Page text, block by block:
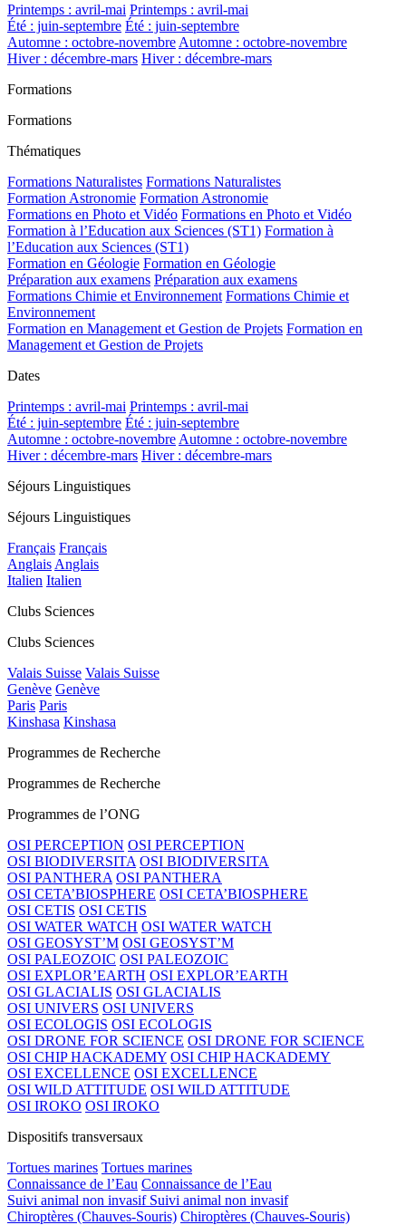
Printemps : avril-mai Printemps : avril-mai
Été : juin-septembre Été : juin-septembre
Automne : octobre-novembre Automne : octobre-novembre
Hiver : décembre-mars Hiver : décembre-mars
Formations
Formations
Thématiques
Formations Naturalistes Formations Naturalistes
Formation Astronomie Formation Astronomie
Formations en Photo et Vidéo Formations en Photo et Vidéo
Formation à l’Education aux Sciences (ST1) Formation à
l’Education aux Sciences (ST1)
Formation en Géologie Formation en Géologie
Préparation aux examens Préparation aux examens
Formations Chimie et Environnement Formations Chimie et
Environnement
Formation en Management et Gestion de Projets Formation en
Management et Gestion de Projets
Dates
Printemps : avril-mai Printemps : avril-mai
Été : juin-septembre Été : juin-septembre
Automne : octobre-novembre Automne : octobre-novembre
Hiver : décembre-mars Hiver : décembre-mars
Séjours Linguistiques
Séjours Linguistiques
Français Français
Anglais Anglais
Italien Italien
Clubs Sciences
Clubs Sciences
Valais Suisse Valais Suisse
Genève Genève
Paris Paris
Kinshasa Kinshasa
Programmes de Recherche
Programmes de Recherche
Programmes de l’ONG
OSI PERCEPTION OSI PERCEPTION
OSI BIODIVERSITA OSI BIODIVERSITA
OSI PANTHERA OSI PANTHERA
OSI CETA’BIOSPHERE OSI CETA’BIOSPHERE
OSI CETIS OSI CETIS
OSI WATER WATCH OSI WATER WATCH
OSI GEOSYST’M OSI GEOSYST’M
OSI PALEOZOIC OSI PALEOZOIC
OSI EXPLOR’EARTH OSI EXPLOR’EARTH
OSI GLACIALIS OSI GLACIALIS
OSI UNIVERS OSI UNIVERS
OSI ECOLOGIS OSI ECOLOGIS
OSI DRONE FOR SCIENCE OSI DRONE FOR SCIENCE
OSI CHIP HACKADEMY OSI CHIP HACKADEMY
OSI EXCELLENCE OSI EXCELLENCE
OSI WILD ATTITUDE OSI WILD ATTITUDE
OSI IROKO OSI IROKO
Dispositifs transversaux
Tortues marines Tortues marines
Connaissance de l’Eau Connaissance de l’Eau
Suivi animal non invasif Suivi animal non invasif
Chiroptères (Chauves-Souris) Chiroptères (Chauves-Souris)